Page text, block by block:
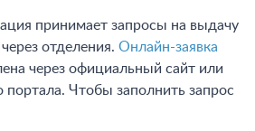
принимает запросы на выдачу
отделения. Онлайн-заявка
через официальный сайт или
портала. Чтобы заполнить запрос